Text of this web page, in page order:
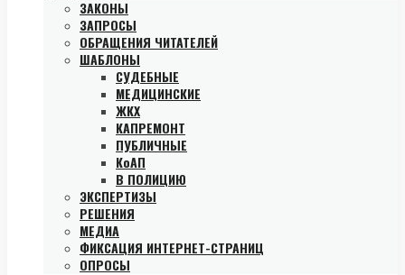
ЗАКОНЫ
ЗАПРОСЫ
ОБРАЩЕНИЯ ЧИТАТЕЛЕЙ
ШАБЛОНЫ
СУДЕБНЫЕ
МЕДИЦИНСКИЕ
ЖКХ
КАПРЕМОНТ
ПУБЛИЧНЫЕ
КоАП
В ПОЛИЦИЮ
ЭКСПЕРТИЗЫ
РЕШЕНИЯ
МЕДИА
ФИКСАЦИЯ ИНТЕРНЕТ-СТРАНИЦ
ОПРОСЫ